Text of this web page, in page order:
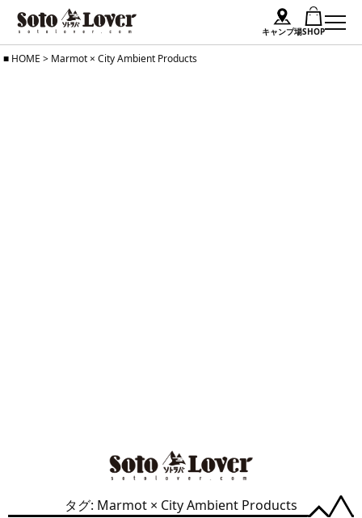
キャンプ場SHOP
SkipHOME > Marmot × City Ambient Products
タグ: Marmot × City Ambient Products